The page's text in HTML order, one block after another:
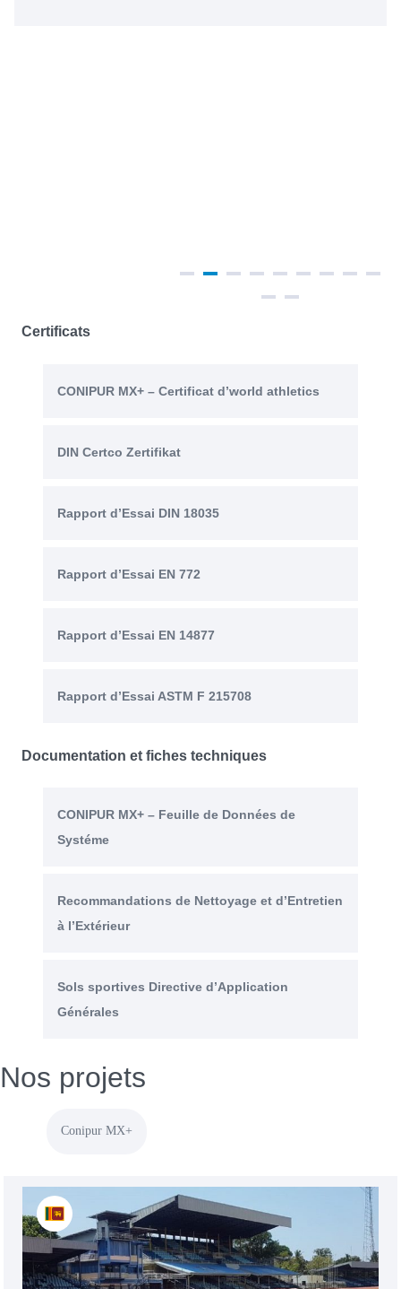
Certificats
CONIPUR MX+ – Certificat d’world athletics
DIN Certco Zertifikat
Rapport d’Essai DIN 18035
Rapport d’Essai EN 772
Rapport d’Essai EN 14877
Rapport d’Essai ASTM F 215708
Documentation et fiches techniques
CONIPUR MX+ – Feuille de Données de
Systéme
Recommandations de Nettoyage et d’Entretien
à l’Extérieur
Sols sportives Directive d’Application
Générales
Nos projets
Conipur MX+